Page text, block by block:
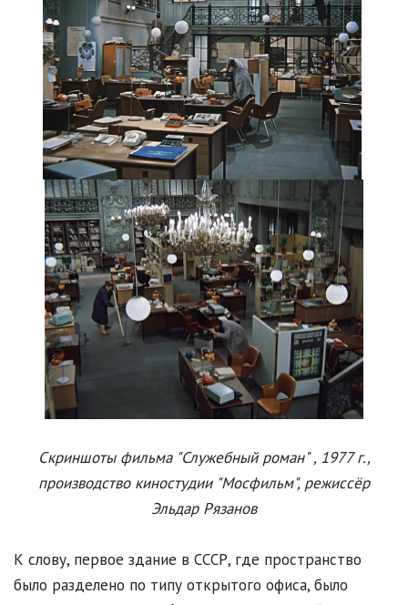
Скриншоты фильма "Служебный роман" , 1977 г.,
производство киностудии "Мосфильм", режиссёр
Эльдар Рязанов
К слову, первое здание в СССР, где пространство
было разделено по типу открытого офиса, было